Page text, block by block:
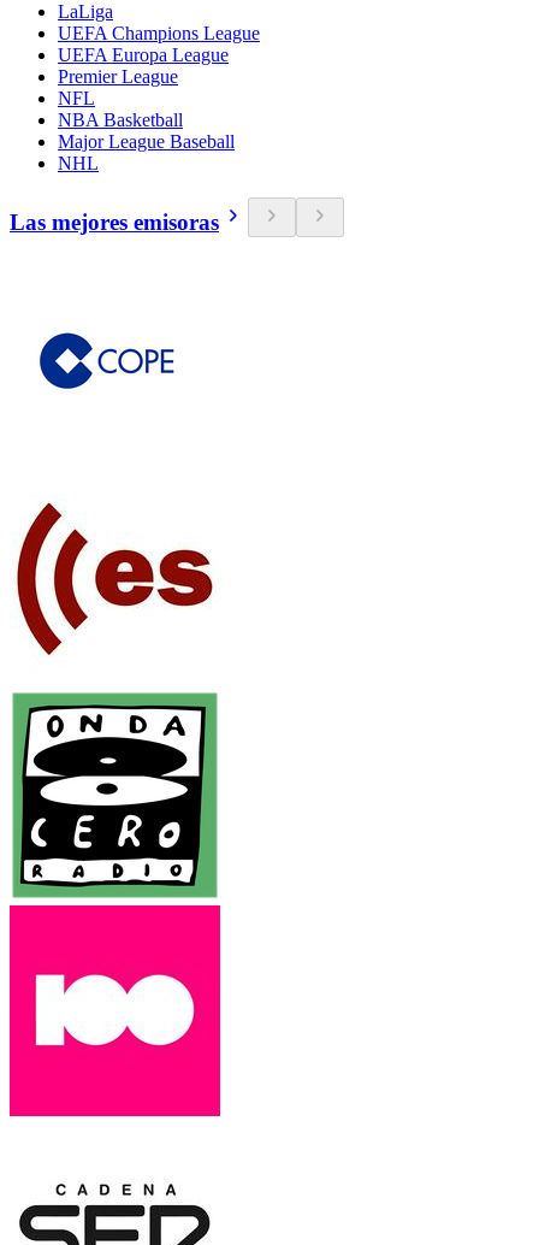
LaLiga
UEFA Champions League
UEFA Europa League
Premier League
NFL
NBA Basketball
Major League Baseball
NHL
Las mejores emisoras